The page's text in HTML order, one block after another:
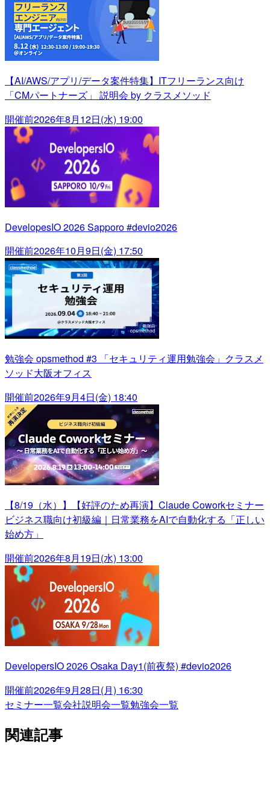
【AI/AWS/アプリ/データ案件特集】ITフリーランス向け
「CMパートナーズ」 説明会 by クラスメソッド
開催前2026年8月12日(水) 19:00
DevelopesIO 2026 Sapporo #devio2026
開催前2026年10月9日(金) 17:50
勉強会 opsmethod #3 「セキュリティ運用勉強会」クラスメ
ソッド大阪オフィス
開催前2026年9月4日(金) 18:40
【8/19（水）】【好評のため再演】Claude Coworkセミナー
ビジネス職向け初級編｜日常業務をAIで自動化する「正しい
始め方」
開催前2026年8月19日(水) 13:00
DevelopersIO 2026 Osaka Day1(前夜祭) #devio2026
開催前2026年9月28日(月) 16:30
セミナー一覧会社説明会一覧勉強会一覧
関連記事